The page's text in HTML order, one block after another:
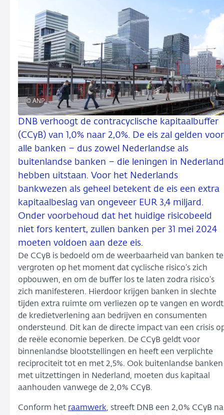
© ANP
DNB verhoogt de contracyclische kapitaalbuffer
(CCyB) van 1,0% naar 2,0%. De eis zal gelden voor
alle banken – dus zowel Nederlandse als
buitenlandse banken – die leningen in Nederland
hebben uitstaan. Voor het Nederlands
bankwezen als geheel betekent de eis een extra
kapitaalbeslag van ongeveer EUR 3,4 miljard.
Onder voorbehoud dat het huidige risicobeeld
niet fors kentert, zullen banken per 31 mei 2024
moeten voldoen aan deze eis.
De CCyB is bedoeld om de weerbaarheid van banken te
vergroten op het moment dat cyclische risico’s zich
opbouwen, en om de buffer los te laten zodra risico’s
zich manifesteren. Hierdoor krijgen banken in slechte
tijden extra ruimte om verliezen op te vangen en wordt
de kredietverlening aan bedrijven en consumenten
ondersteund. Dit kan de directe impact van een crisis
de reële economie beperken. De CCyB geldt voor
binnenlandse blootstellingen en heeft een verplichte
reciprociteit tot en met 2,5%. Ook buitenlandse banken
met uitzettingen in Nederland, moeten dus kapitaal
aanhouden vanwege de 2,0% CCyB.
Conform het raamwerk, streeft DNB een 2,0% CCyB na